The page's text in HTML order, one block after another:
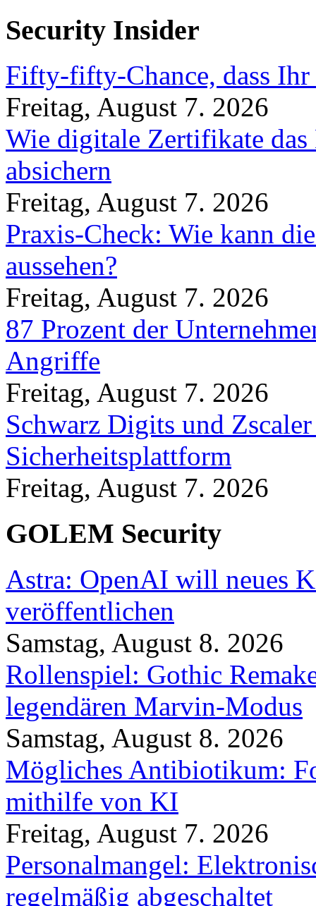
Security Insider
Fifty-fifty-Chance, dass
Freitag, August 7. 2026
Wie digitale Zertifikate
absichern
Freitag, August 7. 2026
Praxis-Check: Wie kann
aussehen?
Freitag, August 7. 2026
87 Prozent der
Angriffe
Freitag, August 7. 2026
Schwarz Digits und
Sicherheitsplattform
Freitag, August 7. 2026
GOLEM Security
Astra: OpenAI will neues
veröffentlichen
Samstag, August 8. 2026
Rollenspiel: Gothic
legendären Marvin-Modus
Samstag, August 8. 2026
Mögliches Antibiotikum:
mithilfe von KI
Freitag, August 7. 2026
Personalmangel:
regelmäßig abgeschaltet